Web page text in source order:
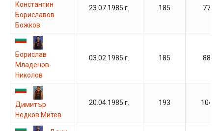
Константин
Бориславов
Божков
23.07.1985 г. 185 77
Борислав
Младенов
Николов
03.02.1985 г. 185 88
Димитър
Недков Митев
20.04.1985 г. 193 104